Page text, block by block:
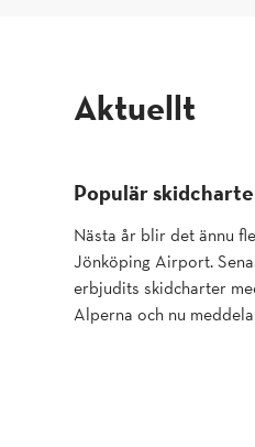
aktuellt
Populär
Nästa år blir det ännu
Jönköping Airport.
erbjudits skidcharter
Alperna och nu